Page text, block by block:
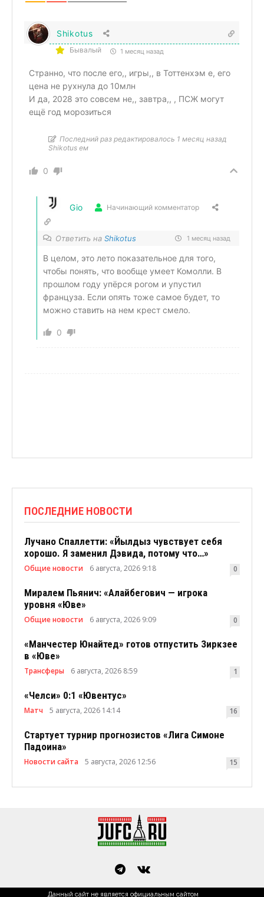
Shikotus
Бывалый 1 месяц назад
Странно, что после его,, игры,, в Тоттенхэм е, его
цена не рухнула до 10млн
И да, 2028 это совсем не,, завтра,, , ПСЖ могут
ещё год морозиться
Последний раз редактировалось 1 месяц назад
Shikotus ем
0
Gio Начинающий комментатор
Ответить на Shikotus 1 месяц назад
В целом, это лето показательное для того,
чтобы понять, что вообще умеет Комолли. В
прошлом году упёрся рогом и упустил
француза. Если опять тоже самое будет, то
можно ставить на нем крест смело.
0
ПОСЛЕДНИЕ НОВОСТИ
Лучано Спаллетти: «Йылдыз чувствует себя
хорошо. Я заменил Дэвида, потому что…»
Общие новости 6 августа, 2026 9:18 0
Миралем Пьянич: «Алайбегович — игрока
уровня «Юве»
Общие новости 6 августа, 2026 9:09 0
«Манчестер Юнайтед» готов отпустить Зиркзее
в «Юве»
Трансферы 6 августа, 2026 8:59 1
«Челси» 0:1 «Ювентус»
Матч 5 августа, 2026 14:14 16
Стартует турнир прогнозистов «Лига Симоне
Падоина»
Новости сайта 5 августа, 2026 12:56 15
Данный сайт не является официальным сайтом